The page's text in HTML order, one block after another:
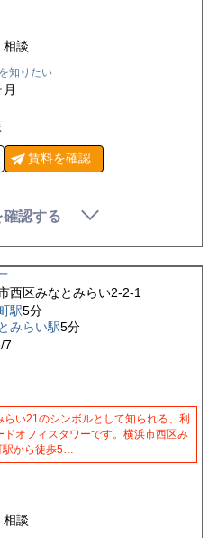
相談
知りたい
賃料を確認
確認する
西区みなとみらい2-2-1
駅5分
みらい駅5分
7
い21のシンボルとして知られる、利
オフィスタワーです。横浜市西区み
駅から徒歩5…
相談